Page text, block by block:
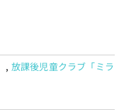
, 放課後児童クラブ「ミラ